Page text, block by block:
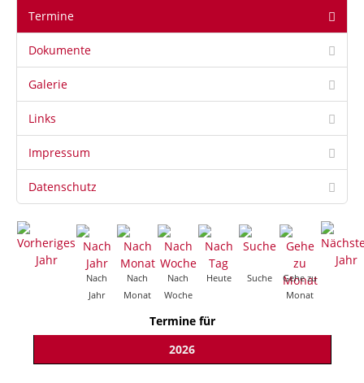
Termine
Dokumente
Galerie
Links
Impressum
Datenschutz
Nach
Jahr
Nach
Monat
Nach
Woche
Heute Suche
Gehe zu
Monat
Termine für
2026